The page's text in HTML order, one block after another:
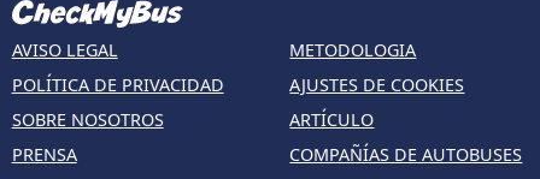
AVISO LEGAL
POLÍTICA DE PRIVACIDAD
SOBRE NOSOTROS
PRENSA
METODOLOGIA
AJUSTES DE COOKIES
ARTÍCULO
COMPAÑÍAS DE AUTOBUSES